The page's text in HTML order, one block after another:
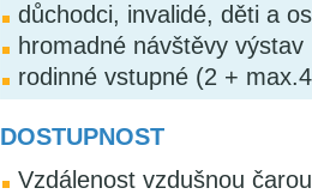
důchodci, invalidé, děti a
hromadné návštěvy
rodinné vstupné (2 +
DOSTUPNOST
Vzdálenost vzdušnou